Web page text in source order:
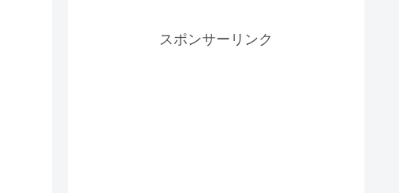
スポンサーリンク